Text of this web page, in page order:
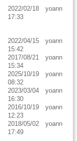
2022/02/18
17:33
yoann
2022/04/15
15:42
yoann
2017/08/21
15:34
yoann
2025/10/19
08:32
yoann
2023/03/04
16:30
yoann
2016/10/19
12:23
yoann
2018/05/02
17:49
yoann